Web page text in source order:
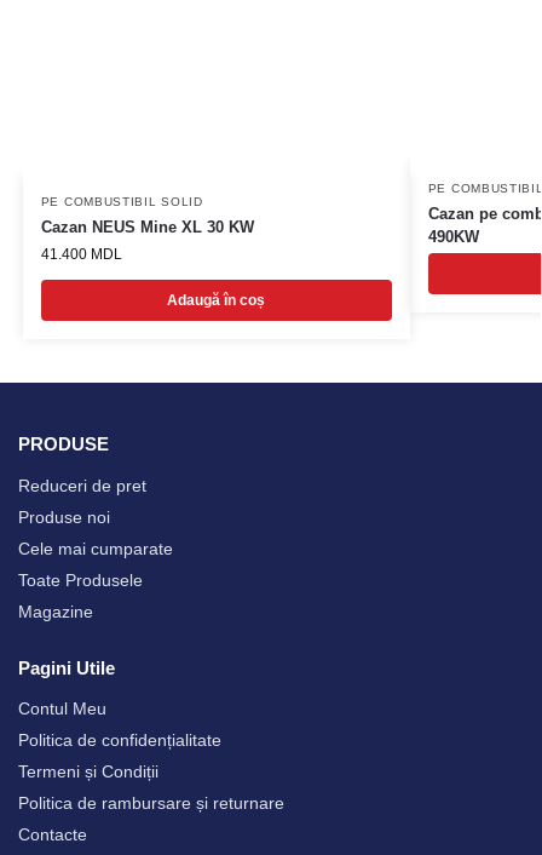
PE COMBUSTIBIL SOLID
Cazan NEUS Mine XL 30 KW
41.400 MDL
Adaugă în coș
PE
Cazan pe
490KW
PRODUSE
Reduceri de pret
Produse noi
Cele mai cumparate
Toate Produsele
Magazine
Pagini Utile
Contul Meu
Politica de confidențialitate
Termeni și Condiții
Politica de rambursare și returnare
Contacte